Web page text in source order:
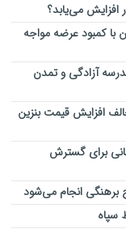
می‌یابد؟
با کمبود عرضه مواجه
آزادگی و تمدن
افزایش قیمت بنزین
برای گسترش
برهنگی انجام می‌شود
سپاه